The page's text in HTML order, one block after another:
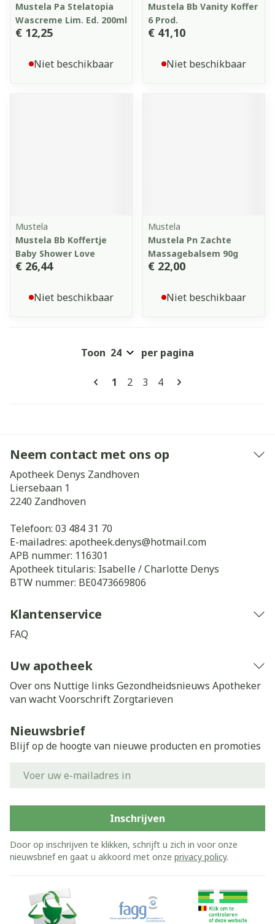
Mustela Pa Stelatopia
Wascreme Lim. Ed. 200ml
€ 12,25
Niet beschikbaar
Mustela Bb Vanity Koffer
6 Prod.
€ 41,10
Niet beschikbaar
Mustela
Mustela Bb Koffertje
Baby Shower Love
€ 26,44
Niet beschikbaar
Mustela
Mustela Pn Zachte
Massagebalsem 90g
€ 22,00
Niet beschikbaar
Pagina's
U lees momenteel pagina
1 Pagina
2 Pagina
3 Pagina
4
Toon per pagina
Neem contact met ons op
Apotheek Denys Zandhoven
Liersebaan 1
2240 Zandhoven
Telefoon: 03 484 31 70
E-mailadres: apotheek.denys@hotmail.com
APB nummer: 116301
Apotheek titularis: Isabelle / Charlotte Denys
BTW nummer: BE0473669806
Klantenservice
FAQ
Uw apotheek
Over ons Nuttige links Gezondheidsnieuws Apotheker
van wachtVoorschrift Zorgtarieven
Nieuwsbrief
Blijf op de hoogte van nieuwe producten en promoties
Inschrijven
Door op inschrijven te klikken, schrijft u zich in voor onze
nieuwsbrief en gaat u akkoord met onze privacy policy.